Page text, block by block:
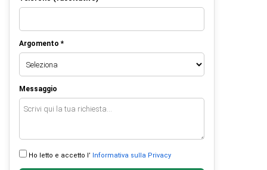
Argomento *
Messaggio
Ho letto e accetto l’ Informativa sulla Privacy